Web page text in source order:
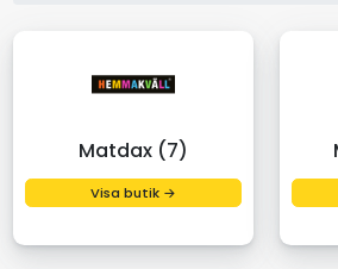
Matdax (7)
Visa butik →